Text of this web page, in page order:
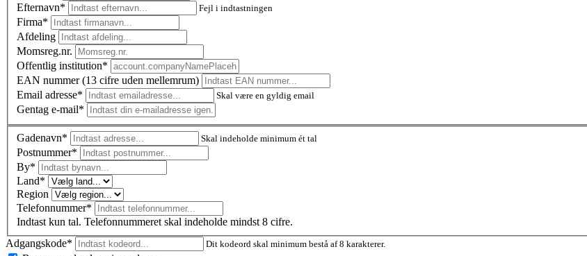
Efternavn* Fejl i indtastningen
Firma*
Afdeling
Momsreg.nr.
Offentlig institution*
EAN nummer (13 cifre uden mellemrum)
Email adresse*
Skal være en gyldig email
Gentag e-mail*
Gadenavn* Skal indeholde minimum ét tal
Postnummer*
By*
Land*
Region
Telefonnummer*
Indtast kun tal. Telefonnummeret skal indeholde mindst 8 cifre.
Adgangskode*
Dit kodeord skal minimum bestå af 8 karakterer.